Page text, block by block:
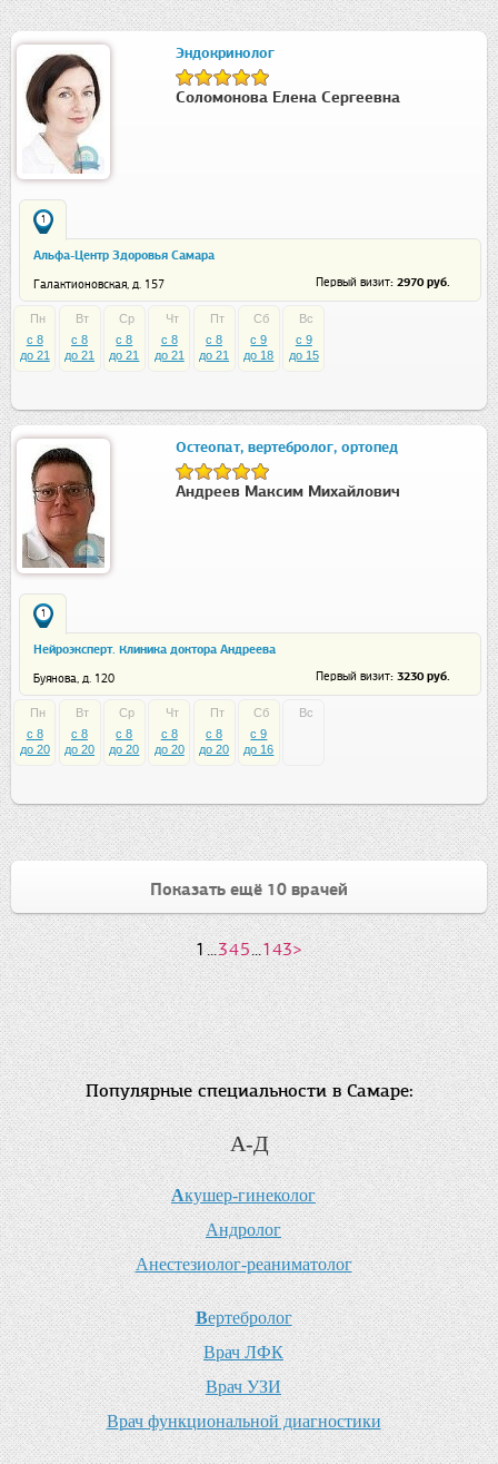
Эндокринолог
Соломонова Елена Сергеевна
1
Альфа-Центр Здоровья Самара
Галактионовская, д. 157 Первый визит: 2970 руб.
Пн
c 8
до 21
Вт
c 8
до 21
Ср
c 8
до 21
Чт
c 8
до 21
Пт
c 8
до 21
Сб
c 9
до 18
Вс
c 9
до 15
Остеопат, вертебролог, ортопед
Андреев Максим Михайлович
1
Нейроэксперт. Клиника доктора Андреева
Буянова, д. 120 Первый визит: 3230 руб.
Пн
c 8
до 20
Вт
c 8
до 20
Ср
c 8
до 20
Чт
c 8
до 20
Пт
c 8
до 20
Сб
c 9
до 16
Вс
Показать ещё 10 врачей
1...345...143>
Популярные специальности в Самаре:
А-Д
Акушер-гинеколог
Андролог
Анестезиолог-реаниматолог
Вертебролог
Врач ЛФК
Врач УЗИ
Врач функциональной диагностики